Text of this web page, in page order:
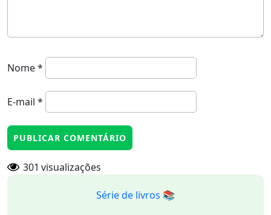
Nome*
E-mail *
301 visualizações
Série de livros 📚